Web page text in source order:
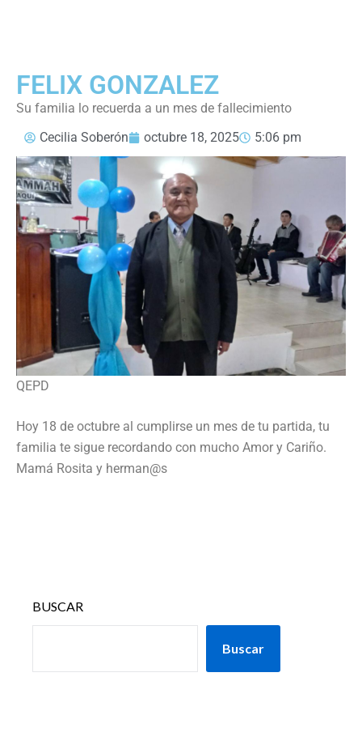
FELIX GONZALEZ
Su familia lo recuerda a un mes de fallecimiento
Cecilia Soberón
octubre 18, 2025 5:06 pm
QEPD
Hoy 18 de octubre al cumplirse un mes de tu partida, tu
familia te sigue recordando con mucho Amor y Cariño.
Mamá Rosita y herman@s
BUSCAR
Buscar